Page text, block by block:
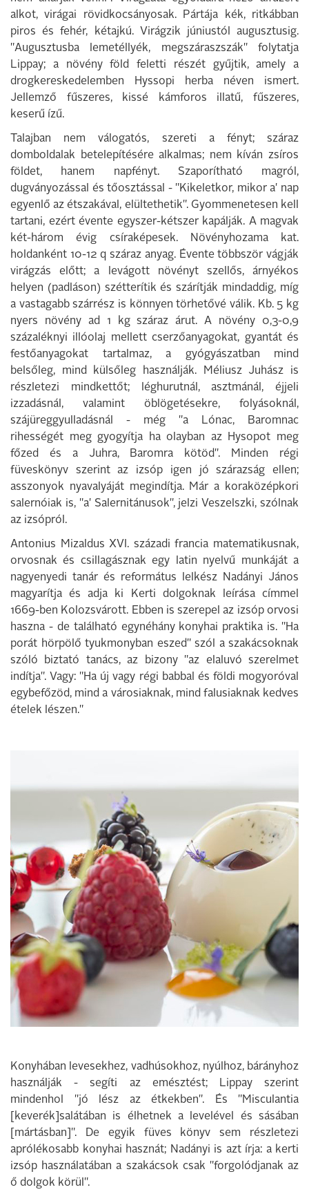
alkot, virágai rövidkocsányosak. Pártája kék, ritkábban
piros és fehér, kétajkú. Virágzik júniustól augusztusig.
"Augusztusba lemetéllyék, megszáraszszák" folytatja
Lippay; a növény föld feletti részét gyűjtik, amely a
drogkereskedelemben Hyssopi herba néven ismert.
Jellemző fűszeres, kissé kámforos illatű, fűszeres,
keserű ízű.
Talajban nem válogatós, szereti a fényt; száraz
domboldalak betelepítésére alkalmas; nem kíván zsíros
földet, hanem napfényt. Szaporítható magról,
dugványozással és tőosztással - "Kikeletkor, mikor a' nap
egyenlő az étszakával, elültethetik". Gyommenetesen kell
tartani, ezért évente egyszer-kétszer kapálják. A magvak
két-három évig csíraképesek. Növényhozama kat.
holdanként 10-12 q száraz anyag. Évente többször vágják
virágzás előtt; a levágott növényt szellős, árnyékos
helyen (padláson) szétterítik és szárítják mindaddig, míg
a vastagabb szárrész is könnyen törhetővé válik. Kb. 5 kg
nyers növény ad 1 kg száraz árut. A növény 0,3-0,9
százaléknyi illóolaj mellett cserzőanyagokat, gyantát és
festőanyagokat tartalmaz, a gyógyászatban mind
belsőleg, mind külsőleg használják. Méliusz Juhász is
részletezi mindkettőt; léghurutnál, asztmánál, éjjeli
izzadásnál, valamint öblögetésekre, folyásoknál,
szájüreggyulladásnál - még "a Lónac, Baromnac
rihességét meg gyogyítja ha olayban az Hysopot meg
főzed és a Juhra, Baromra kötöd". Minden régi
füveskönyv szerint az izsóp igen jó szárazság ellen;
asszonyok nyavalyáját megindítja. Már a koraközépkori
salernóiak is, "a' Salernitánusok", jelzi Veszelszki, szólnak
az izsópról.
Antonius Mizaldus XVI. századi francia matematikusnak,
orvosnak és csillagásznak egy latin nyelvű munkáját a
nagyenyedi tanár és református lelkész Nadányi János
magyarítja és adja ki Kerti dolgoknak leírása címmel
1669-ben Kolozsvárott. Ebben is szerepel az izsóp orvosi
haszna - de található egynéhány konyhai praktika is. "Ha
porát hörpölő tyukmonyban eszed" szól a szakácsoknak
szóló biztató tanács, az bizony "az elaluvó szerelmet
indítja". Vagy: "Ha új vagy régi babbal és földi mogyoróval
egybefőzöd, mind a városiaknak, mind falusiaknak kedves
ételek lészen."
Konyhában levesekhez, vadhúsokhoz, nyúlhoz, bárányhoz
használják - segíti az emésztést; Lippay szerint
mindenhol "jó lész az étkekben". És "Misculantia
[keverék]salátában is élhetnek a levelével és sásában
[mártásban]". De egyik füves könyv sem részletezi
aprólékosabb konyhai hasznát; Nadányi is azt írja: a kerti
izsóp használatában a szakácsok csak "forgolódjanak az
ő dolgok körül".